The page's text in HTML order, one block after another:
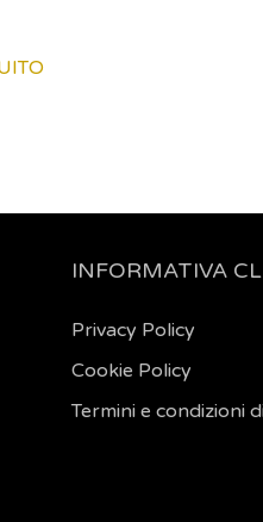
INFORMATIVA
Privacy Policy
Cookie Policy
Termini e condizioni